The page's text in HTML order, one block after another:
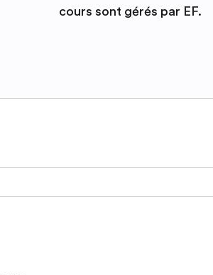
cours sont gérés par EF.